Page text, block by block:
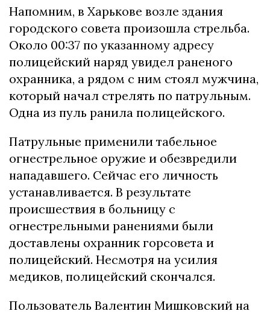
Напомним, в Харькове возле здания
городского совета произошла стрельба.
Около 00:37 по указанному адресу
полицейский наряд увидел раненого
охранника, а рядом с ним стоял мужчина,
который начал стрелять по патрульным.
Одна из пуль ранила полицейского.
Патрульные применили табельное
огнестрельное оружие и обезвредили
нападавшего. Сейчас его личность
устанавливается. В результате
происшествия в больницу с
огнестрельными ранениями были
доставлены охранник горсовета и
полицейский. Несмотря на усилия
медиков, полицейский скончался.
Пользователь Валентин Мишковский на